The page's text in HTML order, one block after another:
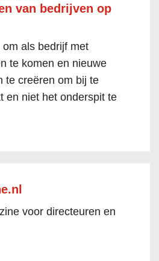
van bedrijven op
als bedrijf met
te komen en nieuwe
te creëren om bij te
en niet het onderspit te
voor directeuren en